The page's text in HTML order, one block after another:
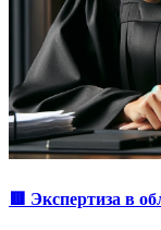
🟥 Экспертиза в